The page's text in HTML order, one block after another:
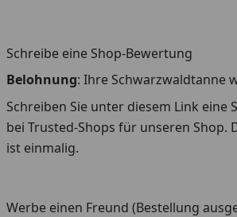
Schreibe eine Shop-Bewertung
Belohnung: Ihre Schwarzwaldtanne
Schreiben Sie unter diesem Link eine
bei Trusted-Shops für unseren Shop.
ist einmalig.
Werbe einen Freund (Bestellung